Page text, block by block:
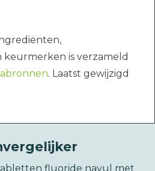
keurmerken is verzameld
. Laatst gewijzigd
fluoride navul met